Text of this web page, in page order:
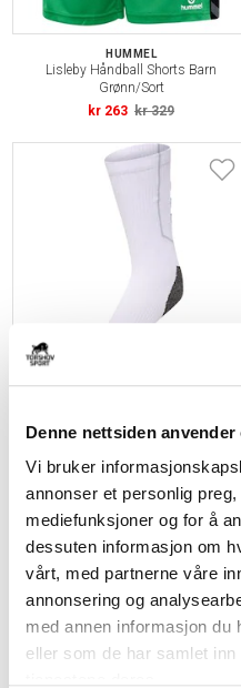
Denne nettsiden anvender
Vi bruker
annonser et personlig
mediefunksjoner og for å
dessuten informasjon om
vårt, med partnerne våre
annonsering og
med annen informasjon du
eller som de har samlet
HUMMEL
Lisleby Håndball Shorts Barn
Grønn/Sort
kr 263 kr 329
Hvit/Sort